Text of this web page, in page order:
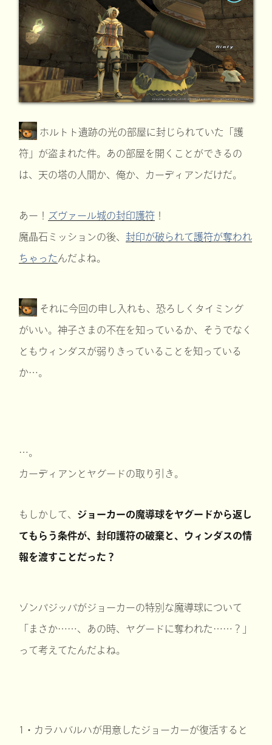
ホルトト遺跡の光の部屋に封じられていた「護
符」が盗まれた件。あの部屋を開くことができるの
は、天の塔の人間か、俺か、カーディアンだけだ。
あー！ ズヴァール城の封印護符 ！
魔晶石ミッションの後、封印が破られて護符が奪われ
ちゃったんだよね。
それに今回の申し入れも、恐ろしくタイミング
がいい。神子さまの不在を知っているか、そうでなく
ともウィンダスが弱りきっていることを知っている
か…。
…。
カーディアンとヤグードの取り引き。
もしかして、 ジョーカーの魔導球をヤグードから返し
てもらう条件が、封印護符の破棄と、ウィンダスの情
報を渡すことだった？
ゾンパジッパがジョーカーの特別な魔導球について
「まさか……、あの時、ヤグードに奪われた……？」
って考えてたんだよね。
1・カラハバルハが用意したジョーカーが復活すると